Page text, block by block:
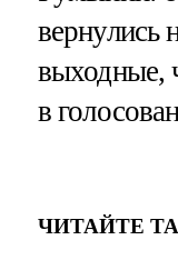
вернулись
выходные,
в
ЧИТАЙТЕ